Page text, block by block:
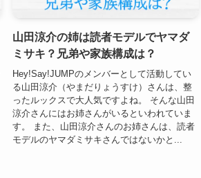
山田涼介の姉は読者モデルでヤマダ
ミサキ？兄弟や家族構成は？
Hey!Say!JUMPのメンバーとして活動してい
る山田涼介（やまだりょうすけ）さんは、整
ったルックスで大人気ですよね。 そんな山田
涼介さんにはお姉さんがいるといわれていま
す。 また、山田涼介さんのお姉さんは、読者
モデルのヤマダミサキさんではないかと...